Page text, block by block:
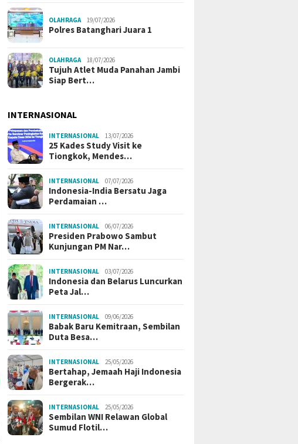
OLAHRAGA 19/07/2026
Polres Batanghari Juara 1
OLAHRAGA 18/07/2026
Tujuh Atlet Muda Panahan Jambi
Siap Bert…
INTERNASIONAL
INTERNASIONAL 13/07/2026
25 Kades Study Visit ke
Tiongkok, Mendes…
INTERNASIONAL 07/07/2026
Indonesia-India Bersatu Jaga
Perdamaian …
INTERNASIONAL 06/07/2026
Presiden Prabowo Sambut
Kunjungan PM Nar…
INTERNASIONAL 03/07/2026
Indonesia dan Belarus Luncurkan
Peta Jal…
INTERNASIONAL 09/06/2026
Babak Baru Kemitraan, Sembilan
Duta Besa…
INTERNASIONAL 25/05/2026
Bertahap, Jemaah Haji Indonesia
Bergerak…
INTERNASIONAL 25/05/2026
Sembilan WNI Relawan Global
Sumud Flotil…